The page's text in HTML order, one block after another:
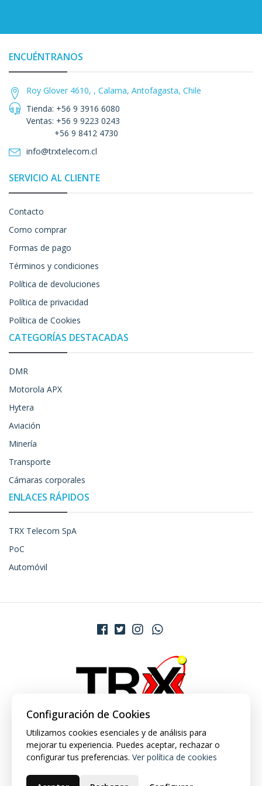
ENCUÉNTRANOS
Roy Glover 4610, , Calama, Antofagasta, Chile
Tienda: +56 9 3916 6080
Ventas: +56 9 9223 0243
+56 9 8412 4730
info@trxtelecom.cl
SERVICIO AL CLIENTE
Contacto
Como comprar
Formas de pago
Términos y condiciones
Política de devoluciones
Política de privacidad
Política de Cookies
CATEGORÍAS DESTACADAS
DMR
Motorola APX
Hytera
Aviación
Minería
Transporte
Cámaras corporales
ENLACES RÁPIDOS
TRX Telecom SpA
PoC
Automóvil
Configuración de Cookies
Utilizamos cookies esenciales y de análisis para
mejorar tu experiencia. Puedes aceptar, rechazar o
configurar tus preferencias. Ver política de cookies